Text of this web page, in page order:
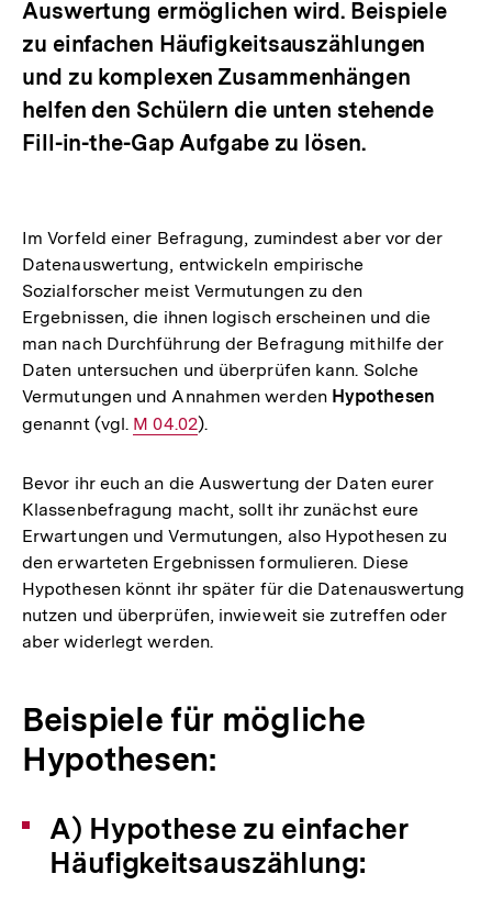
Auswertung ermöglichen wird. Beispiele
zu einfachen Häufigkeitsauszählungen
und zu komplexen Zusammenhängen
helfen den Schülern die unten stehende
Fill-in-the-Gap Aufgabe zu lösen.
Im Vorfeld einer Befragung, zumindest aber vor der
Datenauswertung, entwickeln empirische
Sozialforscher meist Vermutungen zu den
Ergebnissen, die ihnen logisch erscheinen und die
man nach Durchführung der Befragung mithilfe der
Daten untersuchen und überprüfen kann. Solche
Vermutungen und Annahmen werden Hypothesen
genannt (vgl. Interner
M 04.02).
Bevor ihr euch an die Auswertung der Daten eurer
Klassenbefragung macht, sollt ihr zunächst eure
Erwartungen und Vermutungen, also Hypothesen zu
den erwarteten Ergebnissen formulieren. Diese
Hypothesen könnt ihr später für die Datenauswertung
nutzen und überprüfen, inwieweit sie zutreffen oder
aber widerlegt werden.
Beispiele für mögliche
Hypothesen:
A) Hypothese zu einfacher
Häufigkeitsauszählung: